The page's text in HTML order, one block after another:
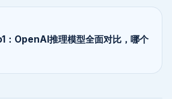
OpenAI推理模型全面对比，哪个